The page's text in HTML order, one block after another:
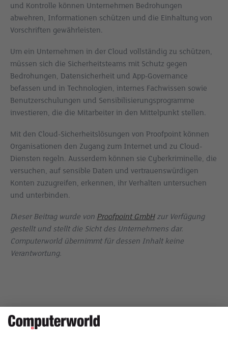
und Kontrolle können Unternehmen Bedrohungen
abwehren, Informationen schützen und die Einhaltung von
Vorschriften gewährleisten.
Um ein Unternehmen in der Cloud vollständig zu schützen,
müssen sich die Sicherheitsteams mit Schutz gegen
Bedrohungen, Datensicherheit und App-Governance
befassen und in Technologien, internes Fachwissen sowie
Benutzerschulungen und Sensibilisierungsprogramme
investieren, die die Mitarbeiter in den Mittelpunkt stellen.
Mit den Cloud-Sicherheitslösungen von Proofpoint können
Organisationen den Zugang zum Internet und zu Cloud-
Diensten regeln. Ausserdem können sie Cyberkriminelle, die
versuchen, auf sensible Daten und vertrauenswürdigen
Konten zuzugreifen, erkennen, ihr Verhalten untersuchen
und unterbinden.
Dieser Beitrag wurde von Proofpoint GmbHzur Verfügung
gestellt und stellt die Sicht des Unternehmens dar.
Computerworld übernimmt für dessen Inhalt keine
Verantwortung.